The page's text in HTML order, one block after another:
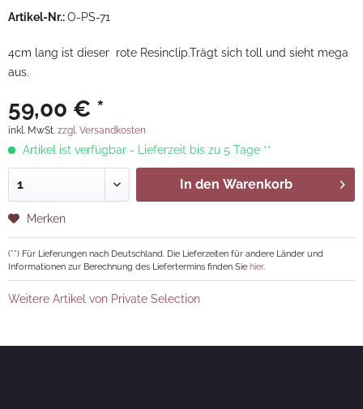
Artikel-Nr.:O-PS-71
4cm lang ist dieser rote Resinclip.Trägt sich toll und sieht mega
aus.
59,00 € *
inkl. MwSt. zzgl. Versandkosten
Artikel ist verfügbar - Lieferzeit bis zu 5 Tage **
In den Warenkorb
Merken
(**) Für Lieferungen nach Deutschland. Die Lieferzeiten für andere Länder und
Informationen zur Berechnung des Liefertermins finden Sie hier.
Weitere Artikel von Private Selection